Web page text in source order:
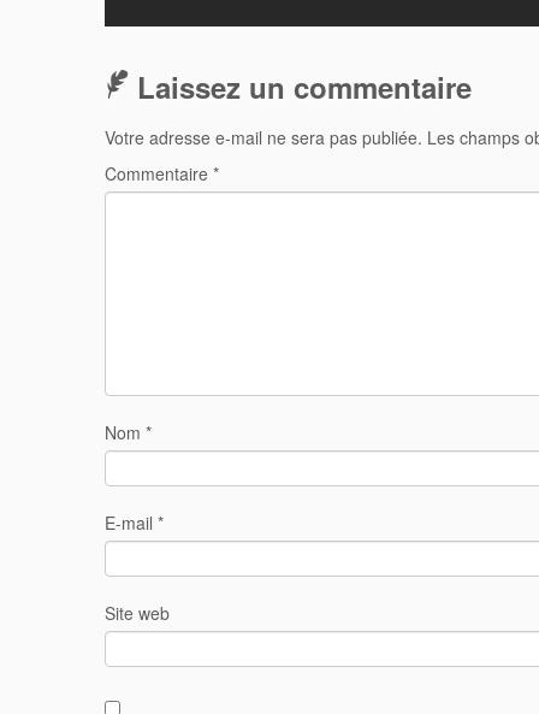
Laissez un commentaire
Votre adresse e-mail ne sera pas publiée. Les champs
Commentaire *
Nom *
E-mail *
Site web